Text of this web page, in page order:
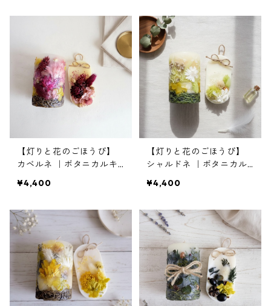
【灯りと花のごほうび】
カベルネ ｜ボタニカルキ
¥4,400
【灯りと花のごほうび】
シャルドネ ｜ボタニカル
¥4,400